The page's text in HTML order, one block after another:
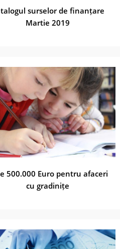
surselor de finanțare
Martie 2019
500.000 Euro pentru afaceri
cu gradinițe